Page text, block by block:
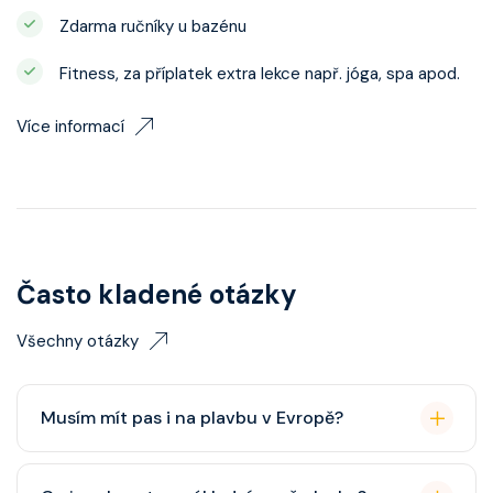
Zdarma ručníky u bazénu
Fitness, za příplatek extra lekce např. jóga, spa apod.
Více informací
Často kladené otázky
Všechny otázky
Musím mít pas i na plavbu v Evropě?